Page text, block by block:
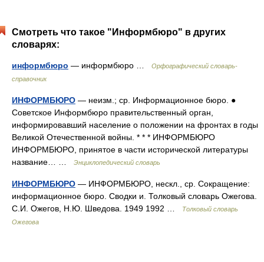
Смотреть что такое "Информбюро" в других
словарях:
информбюро — информбюро …
Орфографический словарь-
справочник
ИНФОРМБЮРО — неизм.; ср. Информационное бюро. ●
Советское Информбюро правительственный орган,
информировавший население о положении на фронтах в годы
Великой Отечественной войны. * * * ИНФОРМБЮРО
ИНФОРМБЮРО, принятое в части исторической литературы
название… …
Энциклопедический словарь
ИНФОРМБЮРО — ИНФОРМБЮРО, нескл., ср. Сокращение:
информационное бюро. Сводки и. Толковый словарь Ожегова.
С.И. Ожегов, Н.Ю. Шведова. 1949 1992 …
Толковый словарь
Ожегова